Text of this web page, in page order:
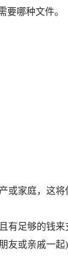
要哪种文件。
或家庭，这
有足够的钱
友或亲戚一起)